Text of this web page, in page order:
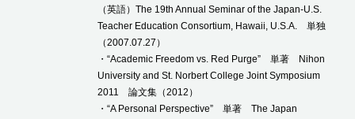
（英語）The 19th Annual Seminar of the Japan-U.S.
Teacher Education Consortium, Hawaii, U.S.A. 単独
（2007.07.27）
・“Academic Freedom vs. Red Purge” 単著 Nihon
University and St. Norbert College Joint Symposium
2011 論文集（2012）
・“A Personal Perspective” 単著 The Japan